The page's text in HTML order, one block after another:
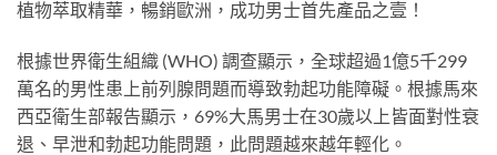
植物萃取精華，暢銷歐洲，成功男士首先產品之壹！
根據世界衛生組織 (WHO) 調查顯示，全球超過1億5千299
萬名的男性患上前列腺問題而導致勃起功能障礙。根據馬來
西亞衛生部報告顯示，69%大馬男士在30歲以上皆面對性衰
退、早泄和勃起功能問題，此問題越來越年輕化。